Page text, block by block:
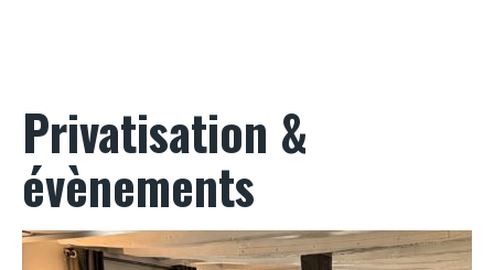
Privatisation &
évènements